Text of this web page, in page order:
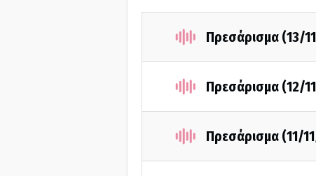
Πρεσάρισμα (13/
Πρεσάρισμα (12/
Πρεσάρισμα (11/